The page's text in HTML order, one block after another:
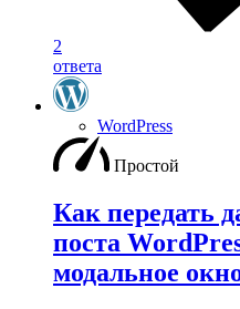
2
ответа
WordPress
Простой
Как передать
поста
модальное